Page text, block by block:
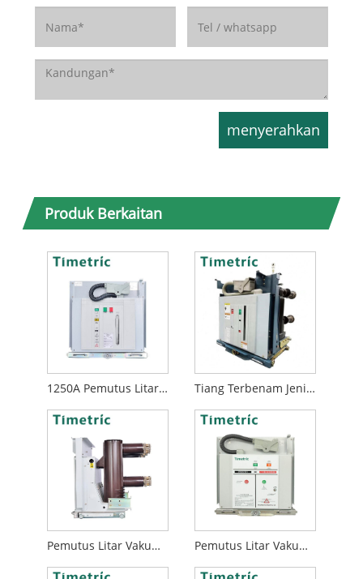
Produk Berkaitan
1250A Pemutus Litar Vakum 3 Fasa Tiang Terbenam Jenis VCB
Pemutus Litar Vakum Dipasang Depan Pemutus Litar Vakum 12kv